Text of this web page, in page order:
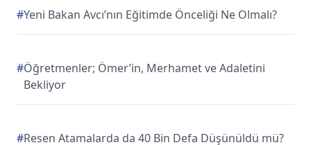
#Yeni Bakan Avcı’nın Eğitimde Önceliği Ne Olmalı?
#Öğretmenler; Ömer’in, Merhamet ve Adaletini
Bekliyor
#Resen Atamalarda da 40 Bin Defa Düşünüldü mü?